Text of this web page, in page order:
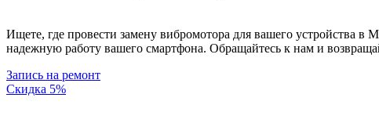
Ищете, где провести замену вибромотора для вашего устройства
надежную работу вашего смартфона. Обращайтесь к нам и
Запись на ремонт
Скидка 5%